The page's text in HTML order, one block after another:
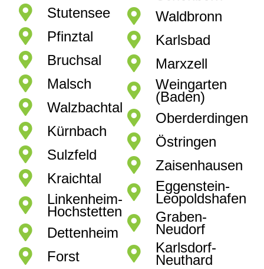
Stutensee
Pfinztal
Bruchsal
Malsch
Walzbachtal
Kürnbach
Sulzfeld
Kraichtal
Linkenheim-
Hochstetten
Dettenheim
Forst
Waldbronn
Karlsbad
Marxzell
Weingarten
(Baden)
Oberderdingen
Östringen
Zaisenhausen
Eggenstein-
Leopoldshafen
Graben-
Neudorf
Karlsdorf-
Neuthard